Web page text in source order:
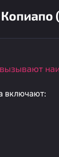
включают: